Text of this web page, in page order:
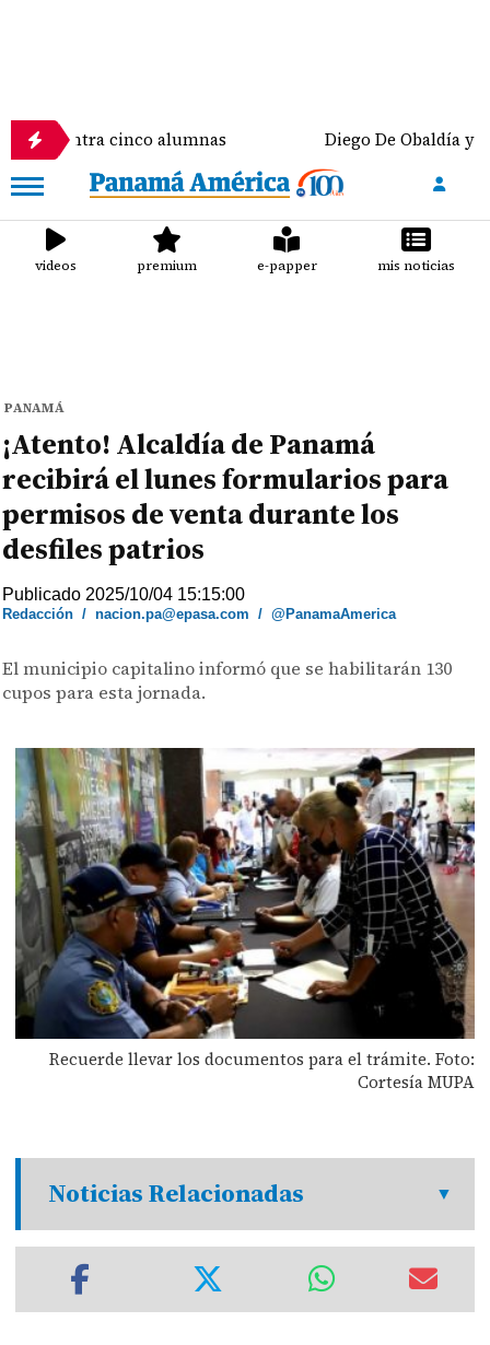
cinco alumnas Diego De Obaldía y Mafe
videos premium e-papper mis noticias
PANAMÁ
¡Atento! Alcaldía de Panamá
recibirá el lunes formularios para
permisos de venta durante los
desfiles patrios
Publicado 2025/10/04 15:15:00
Redacción /nacion.pa@epasa.com /@PanamaAmerica
El municipio capitalino informó que se habilitarán 130
cupos para esta jornada.
Recuerde llevar los documentos para el trámite. Foto:
Cortesía MUPA
Noticias Relacionadas